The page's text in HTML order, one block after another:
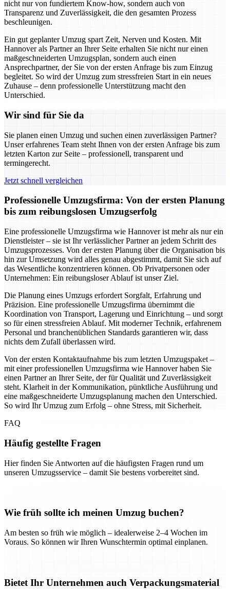
nicht nur von fundiertem Know-how, sondern auch von
Transparenz und Zuverlässigkeit, die den gesamten Prozess
beschleunigen.
Ein gut geplanter Umzug spart Zeit, Nerven und Kosten. Mit
Hannover als Partner an Ihrer Seite erhalten Sie nicht nur einen
maßgeschneiderten Umzugsplan, sondern auch einen
Ansprechpartner, der Sie von der ersten Anfrage bis zum Einzug
begleitet. So wird der Umzug zum stressfreien Start in ein neues
Zuhause – denn professionelle Unterstützung macht den
Unterschied.
Wir sind für Sie da
Sie planen einen Umzug und suchen einen zuverlässigen Partner?
Unser erfahrenes Team steht Ihnen von der ersten Anfrage bis zum
letzten Karton zur Seite – professionell, transparent und
termingerecht.
Jetzt schnell vergleichen
Professionelle Umzugsfirma: Von der ersten Planung
bis zum reibungslosen Umzugserfolg
Eine professionelle Umzugsfirma wie Hannover ist mehr als nur ein
Dienstleister – sie ist Ihr verlässlicher Partner an jedem Schritt des
Umzugsprozesses. Von der ersten Planung über die Organisation bis
hin zur Umsetzung wird alles genau abgestimmt, damit Sie sich auf
das Wesentliche konzentrieren können. Ob Privatpersonen oder
Unternehmen: Ein reibungsloser Ablauf ist unser Ziel.
Die Planung eines Umzugs erfordert Sorgfalt, Erfahrung und
Präzision. Eine professionelle Umzugsfirma übernimmt die
Koordination von Transport, Lagerung und Einrichtung – und sorgt
so für einen stressfreien Ablauf. Mit moderner Technik, erfahrenem
Personal und branchenüblichen Standards garantieren wir, dass
nichts dem Zufall überlassen wird.
Von der ersten Kontaktaufnahme bis zum letzten Umzugspaket –
mit einer professionellen Umzugsfirma wie Hannover haben Sie
einen Partner an Ihrer Seite, der für Qualität und Zuverlässigkeit
steht. Klarheit in der Kommunikation, pünktliche Ausführung und
eine maßgeschneiderte Umzugsplanung machen den Unterschied.
So wird Ihr Umzug zum Erfolg – ohne Stress, mit Sicherheit.
FAQ
Häufig gestellte Fragen
Hier finden Sie Antworten auf die häufigsten Fragen rund um
unseren Umzugsservice – damit Sie bestens vorbereitet sind.
Wie früh sollte ich meinen Umzug buchen?
Am besten so früh wie möglich – idealerweise 2–4 Wochen im
Voraus. So können wir Ihren Wunschtermin optimal einplanen.
Bietet Ihr Unternehmen auch Verpackungsmaterial